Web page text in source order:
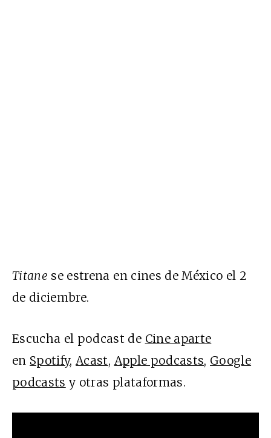
Titane se estrena en cines de México el 2
de diciembre.
Escucha el podcast de Cine aparte
en Spotify, Acast, Apple podcasts, Google
podcasts y otras plataformas.